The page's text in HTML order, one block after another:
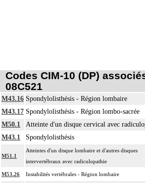
Codes CIM-10 (DP)
08C521
M43.16 Spondylolisthésis - Région lombaire
M43.17 Spondylolisthésis - Région lombo-sacrée
M50.1
Atteinte d'un disque cervical avec
M43.1
Spondylolisthésis
M51.1
Atteintes d'un disque lombaire et d'autres disques
intervertébraux avec radiculopathie
M53.26 Instabilités vertébrales - Région lombaire